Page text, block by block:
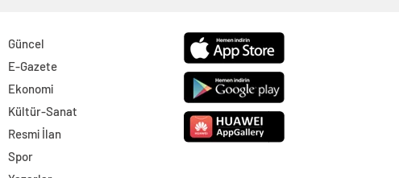
Güncel
E-Gazete
Ekonomi
Kültür-Sanat
Resmi İlan
Spor